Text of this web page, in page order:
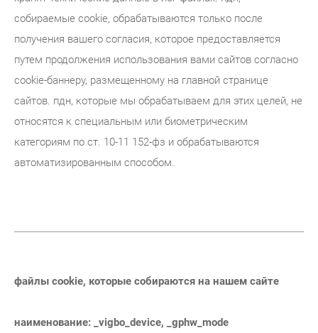
собираемые cookie, обрабатываются только после
получения вашего согласия, которое предоставляется
путем продолжения использования вами сайтов согласно
cookie-баннеру, размещенному на главной странице
сайтов. пдн, которые мы обрабатываем для этих целей, не
относятся к специальным или биометрическим
категориям по ст. 10-11 152-фз и обрабатываются
автоматизированным способом.
файлы cookie, которые собираются на нашем сайте
наименование: _vigbo_device, _gphw_mode